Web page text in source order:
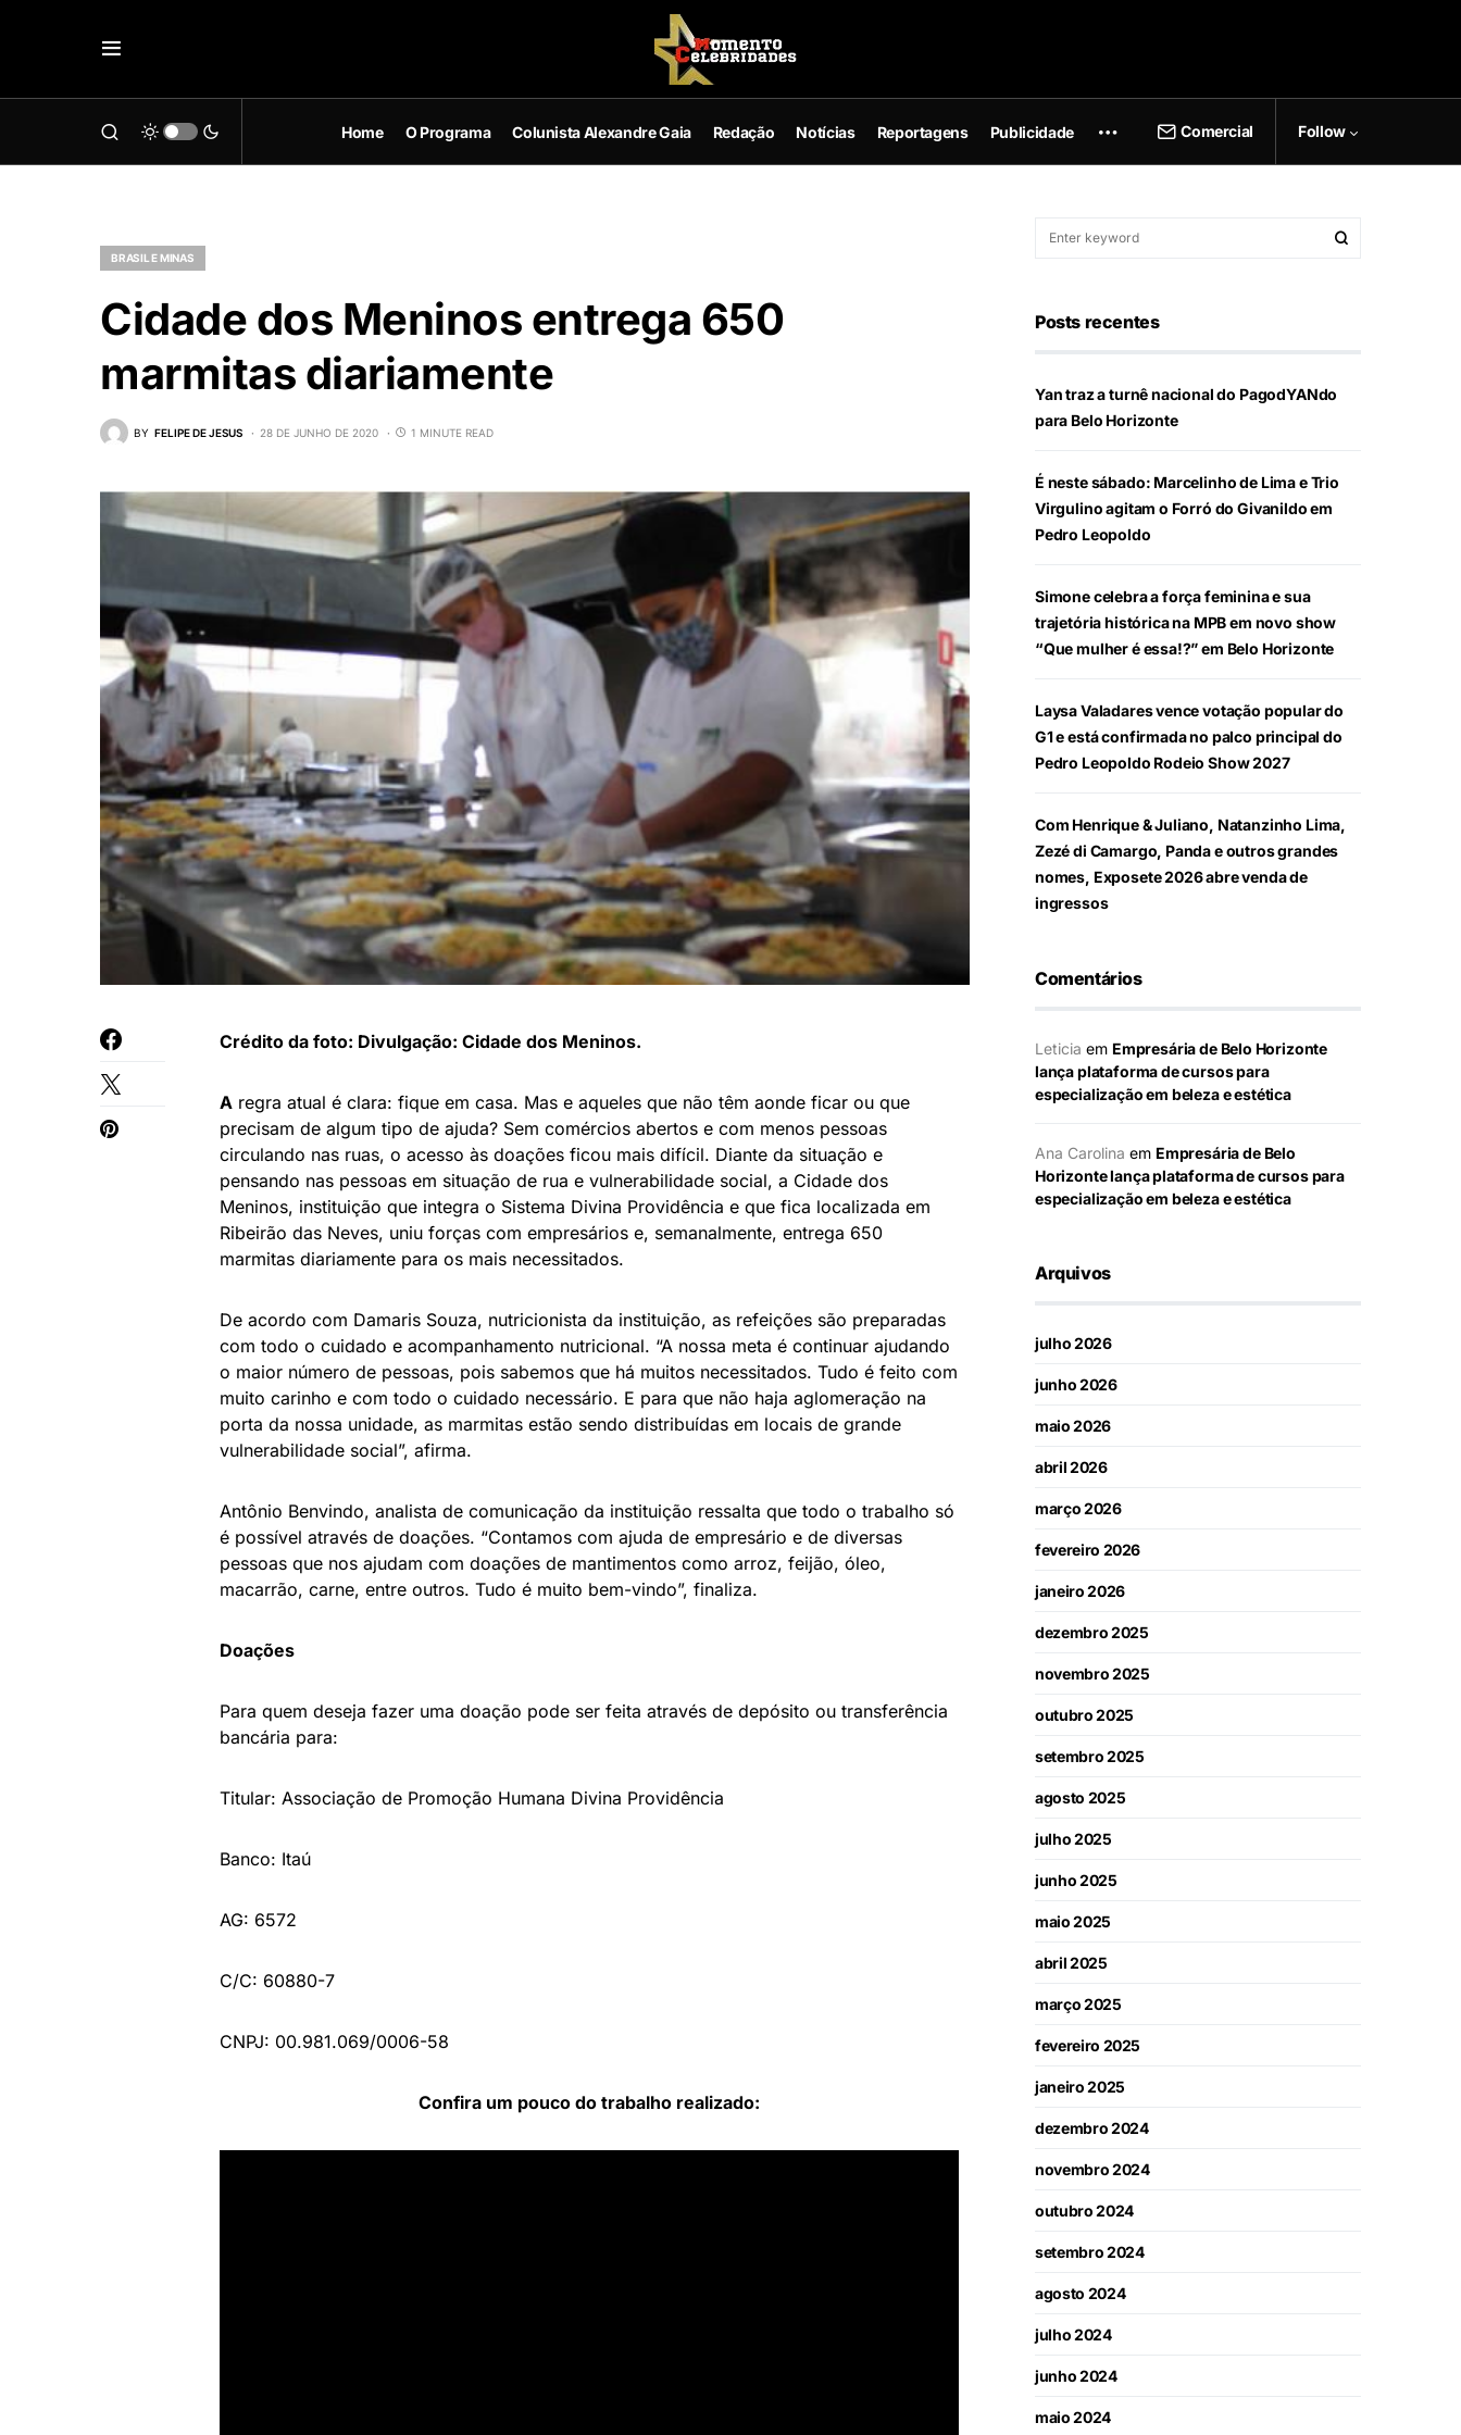
Home O Programa Colunista Alexandre Gaia Redação Notícias Reportagens Publicidade Comercial Follow
BRASIL E MINAS
Cidade dos Meninos entrega 650
marmitas diariamente
BY FELIPE DE JESUS 28 DE JUNHO DE 2020 1 MINUTE READ
Crédito da foto: Divulgação: Cidade dos Meninos.
A regra atual é clara: fique em casa. Mas e aqueles que não têm aonde ficar ou que
precisam de algum tipo de ajuda? Sem comércios abertos e com menos pessoas
circulando nas ruas, o acesso às doações ficou mais difícil. Diante da situação e
pensando nas pessoas em situação de rua e vulnerabilidade social, a Cidade dos
Meninos, instituição que integra o Sistema Divina Providência e que fica localizada em
Ribeirão das Neves, uniu forças com empresários e, semanalmente, entrega 650
marmitas diariamente para os mais necessitados.
De acordo com Damaris Souza, nutricionista da instituição, as refeições são preparadas
com todo o cuidado e acompanhamento nutricional. “A nossa meta é continuar ajudando
o maior número de pessoas, pois sabemos que há muitos necessitados. Tudo é feito com
muito carinho e com todo o cuidado necessário. E para que não haja aglomeração na
porta da nossa unidade, as marmitas estão sendo distribuídas em locais de grande
vulnerabilidade social”, afirma.
Antônio Benvindo, analista de comunicação da instituição ressalta que todo o trabalho só
é possível através de doações. “Contamos com ajuda de empresário e de diversas
pessoas que nos ajudam com doações de mantimentos como arroz, feijão, óleo,
macarrão, carne, entre outros. Tudo é muito bem-vindo”, finaliza.
Doações
Para quem deseja fazer uma doação pode ser feita através de depósito ou transferência
bancária para:
Titular: Associação de Promoção Humana Divina Providência
Banco: Itaú
AG: 6572
C/C: 60880-7
CNPJ: 00.981.069/0006-58
Confira um pouco do trabalho realizado:
Posts recentes
Yan traz a turnê nacional do PagodYANdo
para Belo Horizonte
É neste sábado: Marcelinho de Lima e Trio
Virgulino agitam o Forró do Givanildo em
Pedro Leopoldo
Simone celebra a força feminina e sua
trajetória histórica na MPB em novo show
“Que mulher é essa!?” em Belo Horizonte
Laysa Valadares vence votação popular do
G1 e está confirmada no palco principal do
Pedro Leopoldo Rodeio Show 2027
Com Henrique & Juliano, Natanzinho Lima,
Zezé di Camargo, Panda e outros grandes
nomes, Exposete 2026 abre venda de
ingressos
Comentários
Leticia em Empresária de Belo Horizonte
lança plataforma de cursos para
especialização em beleza e estética
Ana Carolina em Empresária de Belo
Horizonte lança plataforma de cursos para
especialização em beleza e estética
Arquivos
julho 2026
junho 2026
maio 2026
abril 2026
março 2026
fevereiro 2026
janeiro 2026
dezembro 2025
novembro 2025
outubro 2025
setembro 2025
agosto 2025
julho 2025
junho 2025
maio 2025
abril 2025
março 2025
fevereiro 2025
janeiro 2025
dezembro 2024
novembro 2024
outubro 2024
setembro 2024
agosto 2024
julho 2024
junho 2024
maio 2024